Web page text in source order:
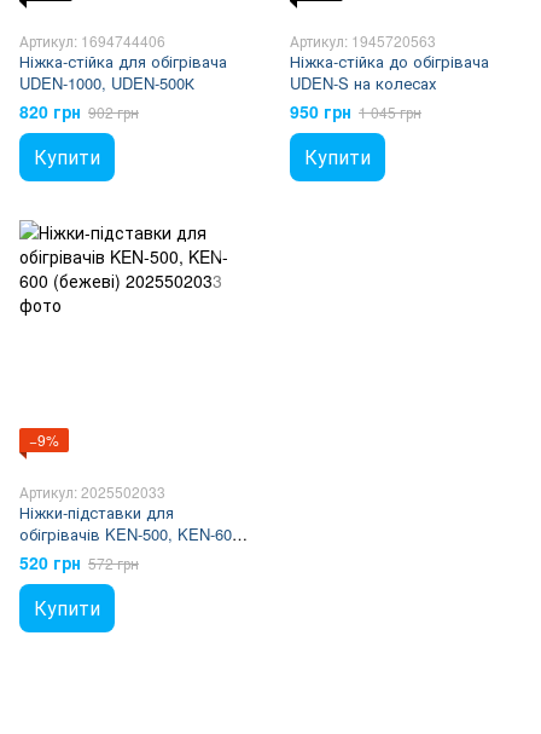
Артикул: 1694744406
Ніжка-стійка для обігрівача
UDEN-1000, UDEN-500К
820 грн 902 грн
Купити
Артикул: 1945720563
Ніжка-стійка до обігрівача
UDEN-S на колесах
950 грн 1 045 грн
Купити
−9%
Артикул: 2025502033
Ніжки-підставки для
обігрівачів KEN-500, KEN-600
(бежеві)
520 грн 572 грн
Купити